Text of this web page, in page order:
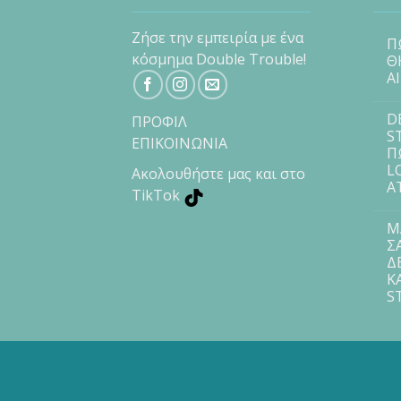
Ζήσε την εμπειρία με ένα
κόσμημα Double Trouble!
ΠΡΟΦΙΛ
ΕΠΙΚΟΙΝΩΝΙΑ
Ακολουθήστε μας και στο
TikTok